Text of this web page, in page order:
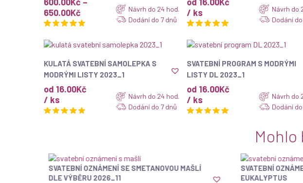
650.00Kč
cen:
až
Návrh do 24 hod.
Dodání do 7 dnů
/ ks
Návrh do
Dodání
ZOBRAZIT
KULATÁ SVATEBNÍ SAMOLEPKA S
MODRÝMI LISTY 2023_1
od 16.00Kč
/ ks
Návrh do 24 hod.
Dodání do 7 dnů
ZOBRAZIT
SVATEBNÍ PROGRAM S MODRÝMI
LISTY DL 2023_1
od 16.00Kč
/ ks
Návrh do
Dodání
Mohlo
ZOBRAZIT
SVATEBNÍ OZNÁMENÍ SE SMETANOVOU MAŠLÍ
DLE VÝBĚRU 2026_11
SVATEBNÍ
EUKALYPTUS